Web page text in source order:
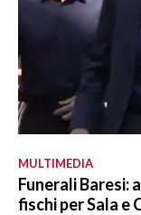
MULTIMEDIA
Funerali Baresi:
fischi per Sala e